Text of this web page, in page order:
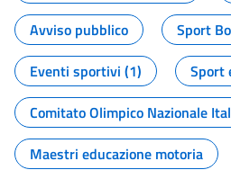
Avviso pubblico
Sport
Eventi sportivi (1)
Sport
Comitato Olimpico Nazionale
Maestri educazione motoria